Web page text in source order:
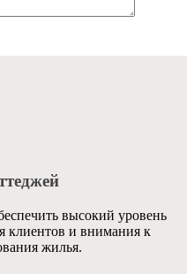
высокий уровень
клиентов и внимания к
жилья.